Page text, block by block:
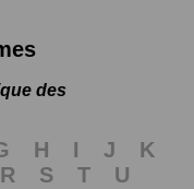
des
H I J
K
R S T
U